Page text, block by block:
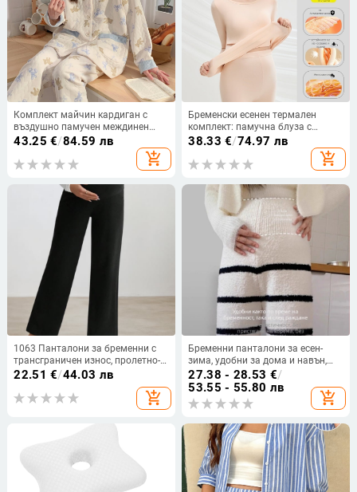
Комплект майчин кардиган с
въздушно памучен междинен
слой, удебелен и топъл за
кърмене, есиено-зимен сезон
43.25 €/84.59 лв
add_shopping_cart
Бременски есенен термален
комплект: памучна блуза с
сутиен и панталони, подходящ за
38.33 €/74.97 лв
add_shopping_cart
1063 Панталони за бременни с
трансграничен износ, пролетно-
есенни, с поддръжка на корема,
широки прави панталони за
връхно облекло, без стягане на
корема, широки панталони
22.51 €/44.03 лв
add_shopping_cart
Бременни панталони за есен-
зима, удобни за дома и навън,
без стягане на корема, топли за
малки размери
27.38 - 28.53 €/
53.55 - 55.80 лв
add_shopping_cart